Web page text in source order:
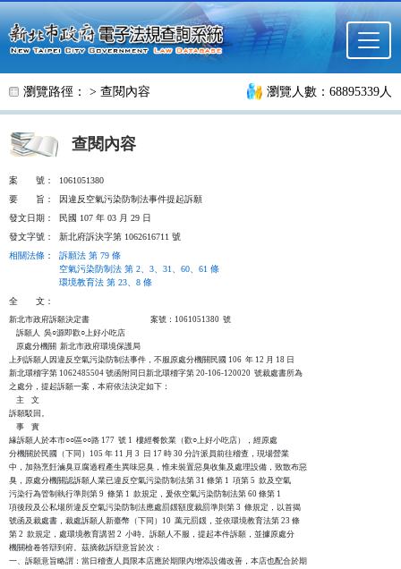
跳至主要內容
瀏覽路徑： > 查閱內容 瀏覽人數：68895339人
查閱內容
案 號：
1061051380
要
旨：
因違反空氣污染防制法事件提起訴願
發文日期：
民國 107 年 03 月 29 日
發文字號：
新北府訴決字第 1062616711 號
相關法條 ：
訴願法 第 79 條
空氣污染防制法 第 2、3、31、60、61 條
環境教育法 第 23、8 條
全
文：
新北市政府訴願決定書                                  案號：1061051380  號
    訴願人  吳○源即歡○上好小吃店
    原處分機關  新北市政府環境保護局
上列訴願人因違反空氣污染防制法事件，不服原處分機關民國 106  年 12 月 18 日
新北環稽字第 1062485504 號函附同日新北環稽字第 20-106-120020  號裁處書所為
之處分，提起訴願一案，本府依法決定如下：
    主    文
訴願駁回。
    事    實
緣訴願人於本市○○區○○路 177  號 1  樓經餐飲業（歡○上好小吃店），經原處
分機關於民國（下同）105 年 11 月 3  日 17 時 30 分許派員前往稽查，現場營業
中，加熱烹飪滷臭豆腐過程產生異味惡臭，惟未裝置惡臭收集及處理設備，致散布惡
臭，原處分機關認訴願人業已違反空氣污染防制法第 31 條第 1  項第 5  款及空氣
污染行為管制執行準則第 9  條第 1  款規定，爰依空氣污染防制法第 60 條第 1
項後段及公私場所違反空氣污染防制法應處罰鍰額度裁罰準則第 3  條規定，以首揭
號函及裁處書，裁處訴願人新臺幣（下同）10  萬元罰鍰，並依環境教育法第 23 條
第 2  款規定，處環境教育講習 2  小時。訴願人不服，提起本件訴願，並據原處分
機關檢卷答辯到府。茲摘敘訴辯意旨於次：
一、訴願意旨略謂：當日稽查人員限本店應於期限內增添設備改善，本店也配合於期